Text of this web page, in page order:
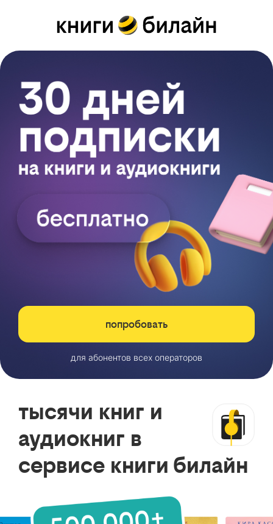
попробовать
для абонентов всех операторов
тысячи книг и
аудиокниг в
сервисе книги билайн